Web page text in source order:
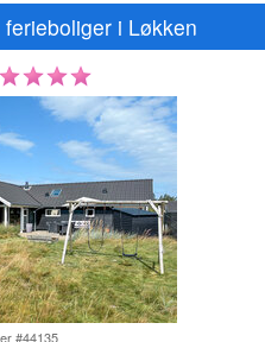
i Løkken
#44135